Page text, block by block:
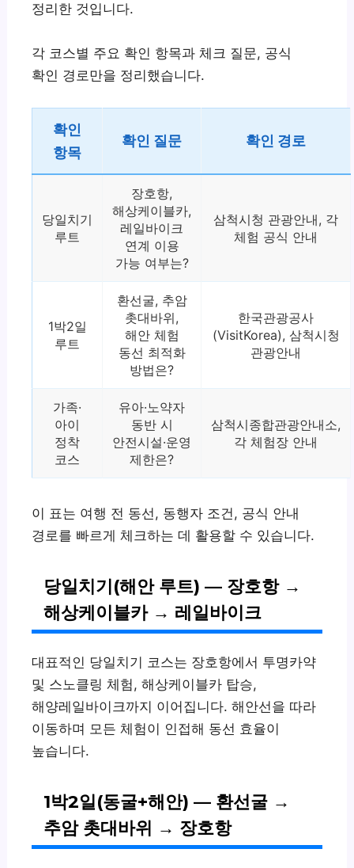
정리한 것입니다.
각 코스별 주요 확인 항목과 체크 질문, 공식
확인 경로만을 정리했습니다.
확인
항목
확인 질문 확인 경로
당일치기
루트
장호항,
해상케이블카,
레일바이크
연계 이용
가능 여부는?
삼척시청 관광안내, 각
체험 공식 안내
1박2일
루트
환선굴, 추암
촛대바위,
해안 체험
동선 최적화
방법은?
한국관광공사
(VisitKorea), 삼척시청
관광안내
가족·
아이
정착
코스
유아·노약자
동반 시
안전시설·운영
제한은?
삼척시종합관광안내소,
각 체험장 안내
이 표는 여행 전 동선, 동행자 조건, 공식 안내
경로를 빠르게 체크하는 데 활용할 수 있습니다.
당일치기(해안 루트) — 장호항 →
해상케이블카 → 레일바이크
대표적인 당일치기 코스는 장호항에서 투명카약
및 스노클링 체험, 해상케이블카 탑승,
해양레일바이크까지 이어집니다. 해안선을 따라
이동하며 모든 체험이 인접해 동선 효율이
높습니다.
1박2일(동굴+해안) — 환선굴 →
추암 촛대바위 → 장호항